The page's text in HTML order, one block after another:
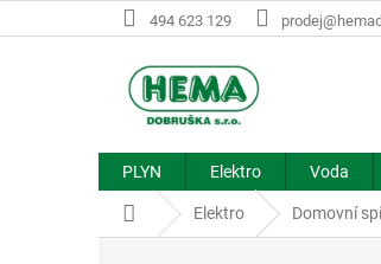
na
494 623 129
PLYN Elektro Voda
Domů Elektro Domovní